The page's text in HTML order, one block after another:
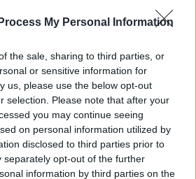
My Personal Information
the sale, sharing to third parties, or
or sensitive information for
us, please use the below opt-out
selection. Please note that after your
you may continue seeing
on personal information utilized by
disclosed to third parties prior to
separately opt-out of the further
information by third parties on the